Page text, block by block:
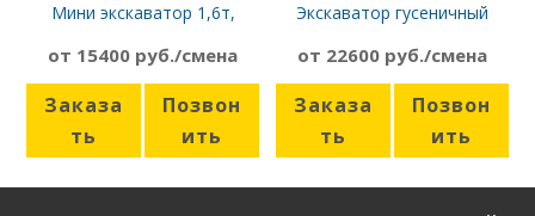
Мини экскаватор 1,6т,
от 15400 руб./смена
Заказа
ть
Позвон
ить
Экскаватор гусеничный
от 22600 руб./смена
Заказа
ть
Позвон
ить